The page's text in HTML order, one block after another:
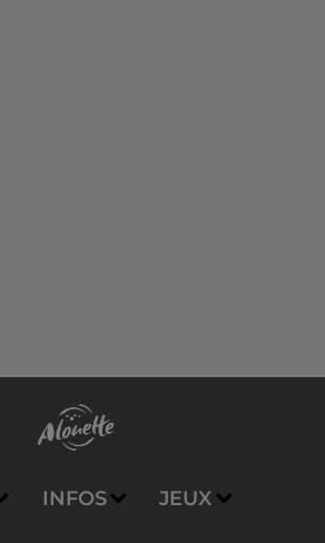
INFOS JEUX